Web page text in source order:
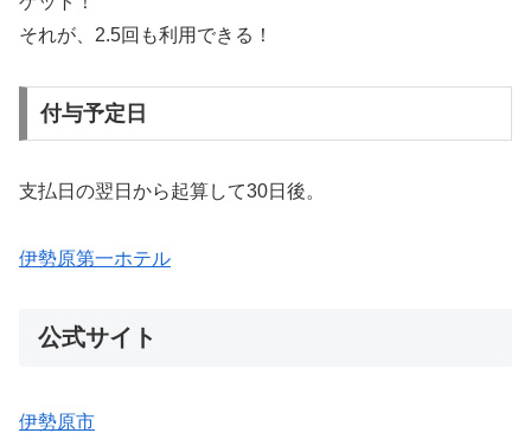
それが、2.5回も利用できる！
付与予定日
支払日の翌日から起算して30日後。
伊勢原第一ホテル
公式サイト
伊勢原市